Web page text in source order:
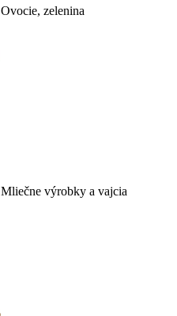
Ovocie, zelenina
Mliečne výrobky a vajcia